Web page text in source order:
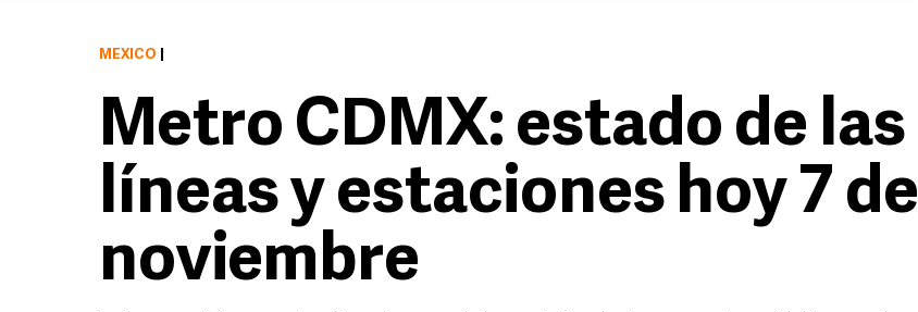
MÉXICO
Metro CDMX: estado de las
líneas y estaciones hoy 7 de
noviembre